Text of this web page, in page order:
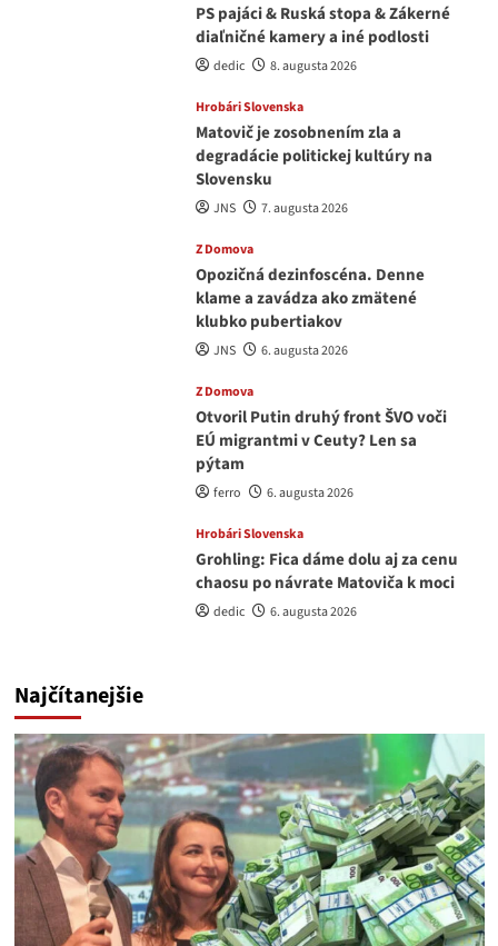
PS pajáci & Ruská stopa & Zákerné
diaľničné kamery a iné podlosti
dedic 8. augusta 2026
Hrobári Slovenska
Matovič je zosobnením zla a
degradácie politickej kultúry na
Slovensku
JNS 7. augusta 2026
Z Domova
Opozičná dezinfoscéna. Denne
klame a zavádza ako zmätené
klubko pubertiakov
JNS 6. augusta 2026
Z Domova
Otvoril Putin druhý front ŠVO voči
EÚ migrantmi v Ceuty? Len sa
pýtam
ferro 6. augusta 2026
Hrobári Slovenska
Grohling: Fica dáme dolu aj za cenu
chaosu po návrate Matoviča k moci
dedic 6. augusta 2026
Najčítanejšie